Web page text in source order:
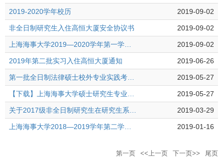
2019-2020学年校历 2019-09-02
非全日制研究生入住高恒大厦安全协议书 2019-09-02
2019-09-02
2019年第二批实习入住高恒大厦通知 2019-06-26
2019-05-27
2019-05-27
2019-03-29
2019-01-16
第一页 <<上一页 下一页>> 尾页